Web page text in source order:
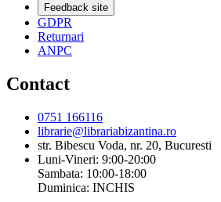
Feedback site
GDPR
Returnari
ANPC
Contact
0751 166116
librarie@librariabizantina.ro
str. Bibescu Voda, nr. 20, Bucuresti
Luni-Vineri: 9:00-20:00
Sambata: 10:00-18:00
Duminica: INCHIS